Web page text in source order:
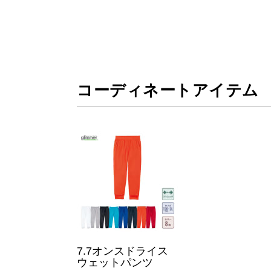
コーディネートアイテム
7.7オンスドライス
ウェットパンツ